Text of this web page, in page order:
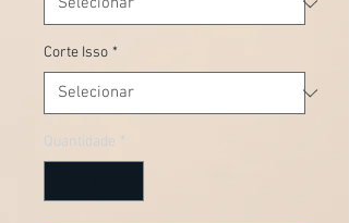
Corte Isso *
Quantidade *